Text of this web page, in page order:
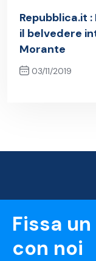
Repubblica.it
il belvedere
Morante
03/11/2019
Fissa
con noi